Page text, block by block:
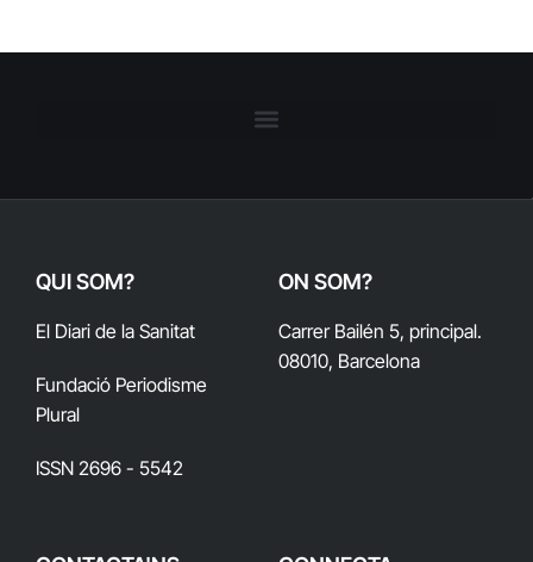
QUI SOM?
El Diari de la Sanitat
Fundació Periodisme
Plural
ISSN 2696 - 5542
ON SOM?
Carrer Bailén 5, principal.
08010, Barcelona